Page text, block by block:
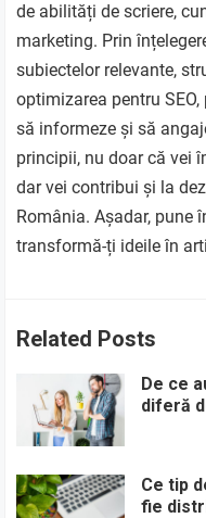
de abilități de scriere,
marketing. Prin
subiectelor relevante,
optimizarea pentru
să informeze și să
principii, nu doar că vei
dar vei contribui și la
România. Așadar, pune
transformă-ți ideile în
Related Posts
De ce
diferă
Ce tip
fie